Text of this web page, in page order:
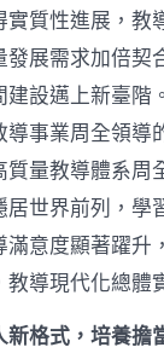
實質性進展，教
展需求加倍契
建設邁上新臺階
事業周全領導
量教導體系周
居世界前列，學
滿意度顯著躍升
導現代化總體
新格式，培養擔